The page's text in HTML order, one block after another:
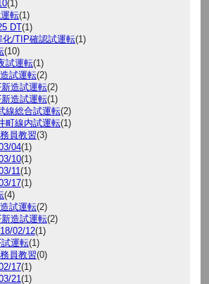
(1)
転(1)
DT(1)
化/TIP確認試運転(1)
(10)
試運転(1)
試運転(2)
新造試運転(2)
新造試運転(1)
線総合試運転(2)
町線内試運転(1)
員教習(3)
04(1)
10(1)
11 (1)
17(1)
(4)
試運転(2)
造試運転(2)
02/12(1)
運転(1)
員教習(0)
17(1)
21 (1)